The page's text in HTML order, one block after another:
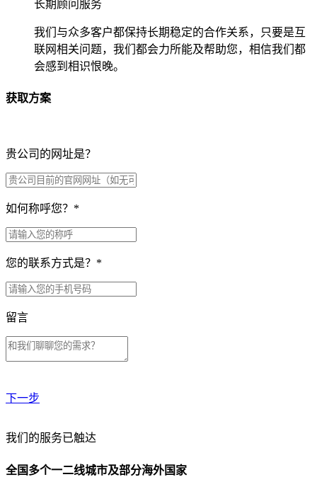
长期顾问服务
我们与众多客户都保持长期稳定的合作关系，只要是互
联网相关问题，我们都会力所能及帮助您，相信我们都
会感到相识恨晚。
获取方案
贵公司的网址是？
如何称呼您？ *
您的联系方式是？ *
留言
下一步
贵公司预算范围是？
我们的服务已触达
全国多个一二线城市及部分海外国家